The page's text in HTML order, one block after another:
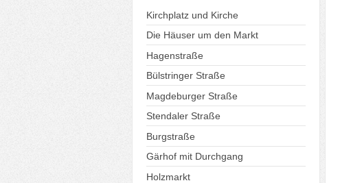
Kirchplatz und Kirche
Die Häuser um den Markt
Hagenstraße
Bülstringer Straße
Magdeburger Straße
Stendaler Straße
Burgstraße
Gärhof mit Durchgang
Holzmarkt